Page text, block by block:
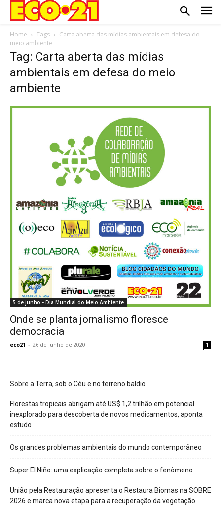
Home Tags
Carta aberta das mídias ambientais em defesa do
meio ambiente
Tag: Carta aberta das mídias
ambientais em defesa do meio
ambiente
5 de junho - Dia Mundial do Meio Ambiente
Onde se planta jornalismo floresce
democracia
eco21 - 26 de junho de 2020 1
Sobre a Terra, sob o Céu e no terreno baldio
Florestas tropicais abrigam até US$ 1,2 trilhão em potencial
inexplorado para descoberta de novos medicamentos, aponta
estudo
Os grandes problemas ambientais do mundo contemporâneo
Super El Niño: uma explicação completa sobre o fenômeno
União pela Restauração apresenta o Restaura Biomas na SOBRE
2026 e marca nova etapa para a recuperação da vegetação